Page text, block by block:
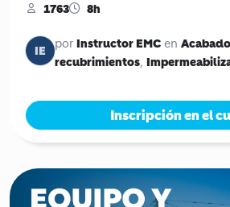
1763 8h
IE por Instructor EMC en
recubrimientos,
Inscripción en el